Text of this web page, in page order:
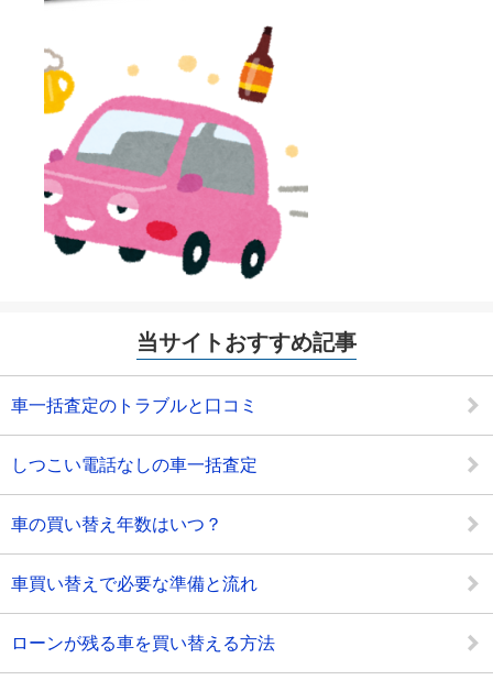
当サイトおすすめ記事
車一括査定のトラブルと口コミ
しつこい電話なしの車一括査定
車の買い替え年数はいつ？
車買い替えで必要な準備と流れ
ローンが残る車を買い替える方法